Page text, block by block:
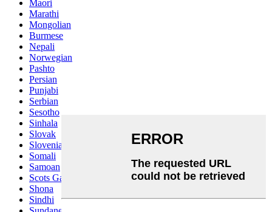
Maori
Marathi
Mongolian
Burmese
Nepali
Norwegian
Pashto
Persian
Punjabi
Serbian
Sesotho
Sinhala
Slovak
Slovenian
Somali
Samoan
Scots Gaelic
Shona
Sindhi